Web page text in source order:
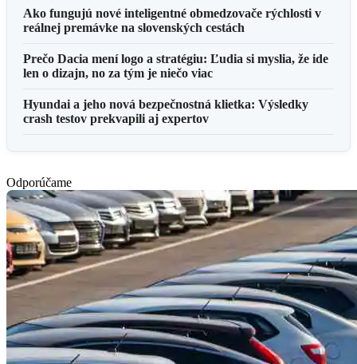
Ako fungujú nové inteligentné obmedzovače rýchlosti v
reálnej premávke na slovenských cestách
Prečo Dacia mení logo a stratégiu: Ľudia si myslia, že ide
len o dizajn, no za tým je niečo viac
Hyundai a jeho nová bezpečnostná klietka: Výsledky
crash testov prekvapili aj expertov
Odporúčame